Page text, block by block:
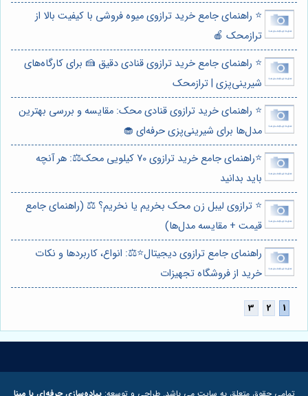
⭐️ راهنمای جامع خرید ترازوی میوه فروشی با کیفیت بالا از
ترازمحک 🍎
⭐️ راهنمای جامع خرید ترازوی قنادی دقیق 🍰 برای کارگاه‌های
شیرینی‌پزی | ترازمحک
⭐️ راهنمای خرید ترازوی قنادی محک: مقایسه و بررسی بهترین
مدل‌ها برای شیرینی‌پزی حرفه‌ای 🧁
⭐️راهنمای جامع خرید ترازوی 70 کیلویی محک⚖️: هر آنچه
باید بدانید
⭐️ ترازوی لیبل زن محک بخریم یا نخریم؟ ⚖️ (راهنمای جامع
قیمت + مقایسه مدل‌ها)
راهنمای جامع ترازوی دیجیتال⭐️⚖️: انواع، کاربردها و نکات
خرید از فروشگاه تجهیزات